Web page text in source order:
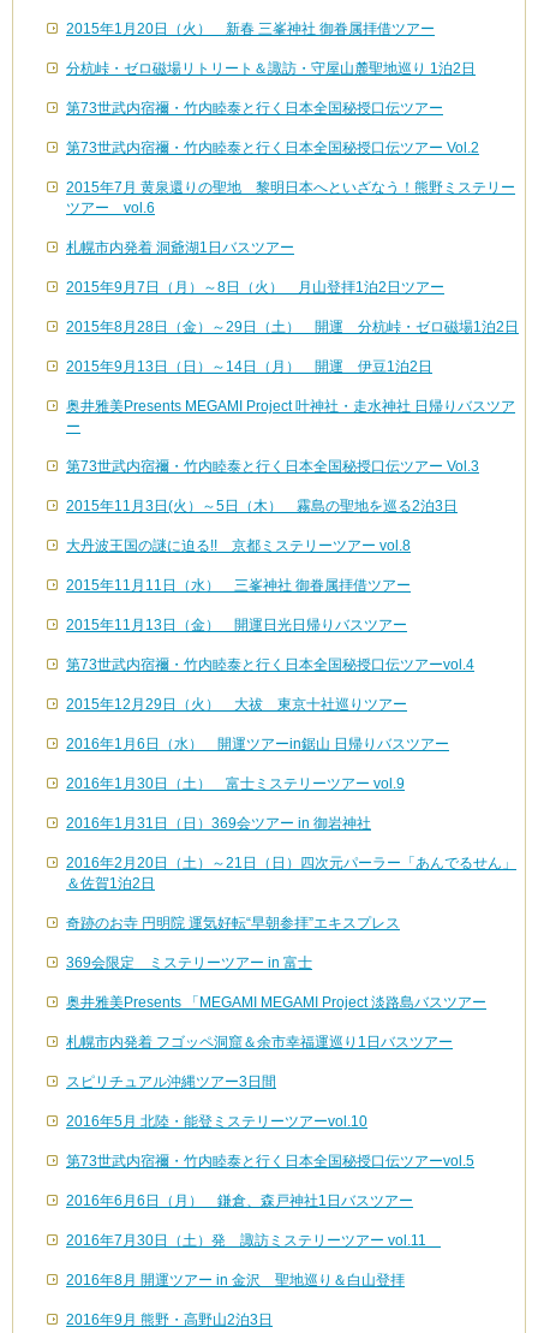
2015年1月20日（火） 新春 三峯神社 御眷属拝借ツアー
分杭峠・ゼロ磁場リトリート＆諏訪・守屋山麓聖地巡り 1泊2日
第73世武内宿禰・竹内睦泰と行く日本全国秘授口伝ツアー
第73世武内宿禰・竹内睦泰と行く日本全国秘授口伝ツアー Vol.2
2015年7月 黄泉還りの聖地 黎明日本へといざなう！熊野ミステリー
ツアー vol.6
札幌市内発着 洞爺湖1日バスツアー
2015年9月7日（月）～8日（火） 月山登拝1泊2日ツアー
2015年8月28日（金）～29日（土） 開運 分杭峠・ゼロ磁場1泊2日
2015年9月13日（日）～14日（月） 開運 伊豆1泊2日
奥井雅美Presents MEGAMI Project 叶神社・走水神社 日帰りバスツア
ー
第73世武内宿禰・竹内睦泰と行く日本全国秘授口伝ツアー Vol.3
2015年11月3日(火）～5日（木） 霧島の聖地を巡る2泊3日
大丹波王国の謎に迫る!! 京都ミステリーツアー vol.8
2015年11月11日（水） 三峯神社 御眷属拝借ツアー
2015年11月13日（金） 開運日光日帰りバスツアー
第73世武内宿禰・竹内睦泰と行く日本全国秘授口伝ツアーvol.4
2015年12月29日（火） 大祓 東京十社巡りツアー
2016年1月6日（水） 開運ツアーin鋸山 日帰りバスツアー
2016年1月30日（土） 富士ミステリーツアー vol.9
2016年1月31日（日）369会ツアー in 御岩神社
2016年2月20日（土）～21日（日）四次元パーラー「あんでるせん」
＆佐賀1泊2日
奇跡のお寺 円明院 運気好転“早朝参拝”エキスプレス
369会限定 ミステリーツアー in 富士
奥井雅美Presents 「MEGAMI MEGAMI Project 淡路島バスツアー
札幌市内発着 フゴッペ洞窟＆余市幸福運巡り1日バスツアー
スピリチュアル沖縄ツアー3日間
2016年5月 北陸・能登ミステリーツアーvol.10
第73世武内宿禰・竹内睦泰と行く日本全国秘授口伝ツアーvol.5
2016年6月6日（月） 鎌倉、森戸神社1日バスツアー
2016年7月30日（土）発 諏訪ミステリーツアー vol.11
2016年8月 開運ツアー in 金沢 聖地巡り＆白山登拝
2016年9月 熊野・高野山2泊3日